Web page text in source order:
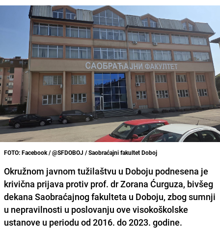
FOTO: Facebook / @SFDOBOJ / Saobraćajni fakultet Doboj
Okružnom javnom tužilaštvu u Doboju podnesena je
krivična prijava protiv prof. dr Zorana Ćurguza, bivšeg
dekana Saobraćajnog fakulteta u Doboju, zbog sumnji
u nepravilnosti u poslovanju ove visokoškolske
ustanove u periodu od 2016. do 2023. godine.